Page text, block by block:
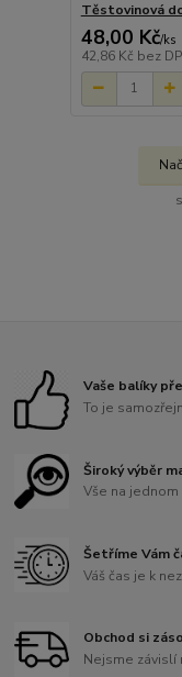
Těstovinová
48,00 Kč/ks
42,86 Kč bez
Vaše balíky
To je
Široký výběr
Vše na jednom
Šetříme Vám
Váš čas je k
Obchod si
Nejsme závislí